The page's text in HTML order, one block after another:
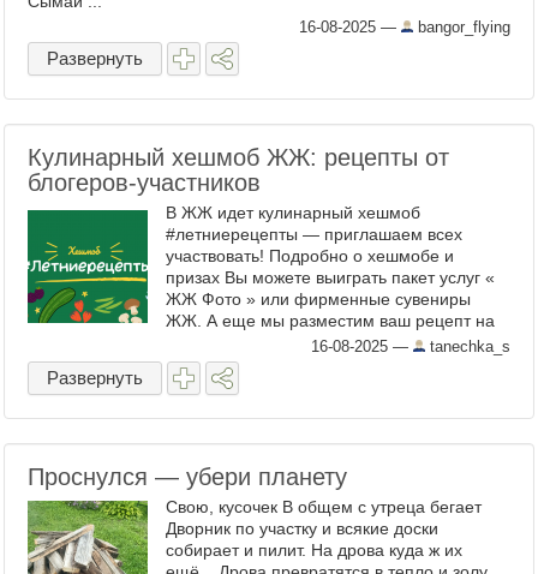
16-08-2025 — bangor_flying
Развернуть
Кулинарный хешмоб ЖЖ: рецепты от
блогеров-участников
В ЖЖ идет кулинарный хешмоб
#летниерецепты — приглашаем всех
участвовать! Подробно о хешмобе и
призах Вы можете выиграть пакет услуг «
ЖЖ Фото » или фирменные сувениры
ЖЖ. А еще мы разместим ваш рецепт на
главной странице ЖЖ . ...
16-08-2025 — tanechka_s
Развернуть
Проснулся — убери планету
Свою, кусочек В общем с утреца бегает
Дворник по участку и всякие доски
собирает и пилит. На дрова куда ж их